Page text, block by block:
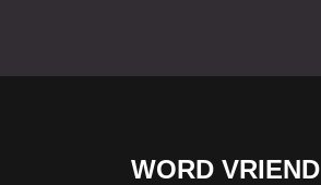
WORD VRIEND